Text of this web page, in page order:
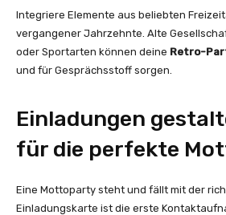
Integriere Elemente aus beliebten
vergangener Jahrzehnte. Alte
oder Sportarten können deine Retro-
und für Gesprächsstoff sorgen.
Einladungen
für die perfekte
Eine Mottoparty steht und fällt mit der
Einladungskarte ist die erste